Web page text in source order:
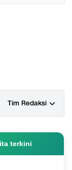
Tim Redaksi
terkini